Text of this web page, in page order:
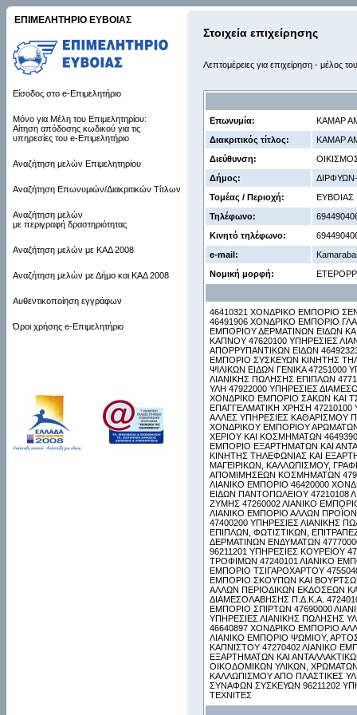
ΕΠΙΜΕΛΗΤΗΡΙΟ ΕΥΒΟΙΑΣ
Είσοδος στο e-Επιμελητήριο
Μόνο για Μέλη του Επιμελητηρίου:
Αίτηση απόδοσης κωδικού για τις
υπηρεσίες του e-Επιμελητήριο
Αναζήτηση μελών Επιμελητηρίου
Αναζήτηση Επωνυμιών/Διακριτικών Τίτλων
Αναζήτηση μελών
με περιγραφή δραστηριότητας
Αναζήτηση μελών με ΚΑΔ 2008
Αναζήτηση μελών με Δήμο και ΚΑΔ 2008
Αυθεντικοποίηση εγγράφων
Όροι χρήσης e-Επιμελητήριο
Στοιχεία επιχείρησης
Λεπτομέρειες για επιχείρηση - μέλος
Επωνυμία:
ΚΑΜΑΡ
Διακριτικός τίτλος:
ΚΑΜΑΡ
Διεύθυνση:
Δήμος:
Τομέας / Περιοχή:
ΕΥΒΟΙΑΣ
Τηλέφωνο:
Κινητό τηλέφωνο:
e-mail:
Νομική μορφή:
46410321 ΧΟΝΔΡΙΚΟ ΕΜΠΟΡΙΟ
46491906 ΧΟΝΔΡΙΚΟ ΕΜΠΟΡΙΟ
ΕΜΠΟΡΙΟΥ ΔΕΡΜΑΤΙΝΩΝ ΕΙΔΩΝ
ΚΑΠΝΟΥ 47620100 ΥΠΗΡΕΣΙΕΣ
ΑΠΟΡΡΥΠΑΝΤΙΚΩΝ ΕΙΔΩΝ
ΕΜΠΟΡΙΟ ΣΥΣΚΕΥΩΝ ΚΙΝΗΤΗΣ
ΨΙΛΙΚΩΝ ΕΙΔΩΝ ΓΕΝΙΚΑ
ΛΙΑΝΙΚΗΣ ΠΩΛΗΣΗΣ ΕΠΙΠΛΩΝ
ΥΛΗ 47922000 ΥΠΗΡΕΣΙΕΣ
ΧΟΝΔΡΙΚΟ ΕΜΠΟΡΙΟ ΣΑΚΩΝ ΚΑΙ
ΕΠΑΓΓΕΛΜΑΤΙΚΗ ΧΡΗΣΗ
ΑΛΛΕΣ ΥΠΗΡΕΣΙΕΣ ΚΑΘΑΡΙΣΜΟΥ
ΧΟΝΔΡΙΚΟΥ ΕΜΠΟΡΙΟΥ
ΧΕΡΙΟΥ ΚΑΙ ΚΟΣΜΗΜΑΤΩΝ
ΕΜΠΟΡΙΟ ΕΞΑΡΤΗΜΑΤΩΝ ΚΑΙ
ΚΙΝΗΤΗΣ ΤΗΛΕΦΩΝΙΑΣ ΚΑΙ
ΜΑΓΕΙΡΙΚΩΝ, ΚΑΛΛΩΠΙΣΜΟΥ,
ΑΠΟΜΙΜΗΣΕΩΝ ΚΟΣΜΗΜΑΤΩΝ
ΛΙΑΝΙΚΟ ΕΜΠΟΡΙΟ 46420000
ΕΙΔΩΝ ΠΑΝΤΟΠΩΛΕΙΟΥ 47210108
ΖΥΜΗΣ 47260002 ΛΙΑΝΙΚΟ
ΛΙΑΝΙΚΟ ΕΜΠΟΡΙΟ ΑΛΛΩΝ
47400200 ΥΠΗΡΕΣΙΕΣ ΛΙΑΝΙΚΗΣ
ΕΠΙΠΛΩΝ, ΦΩΤΙΣΤΙΚΩΝ,
ΔΕΡΜΑΤΙΝΩΝ ΕΝΔΥΜΑΤΩΝ
96211201 ΥΠΗΡΕΣΙΕΣ ΚΟΥΡΕΙΟΥ
ΤΡΟΦΙΜΩΝ 47240101 ΛΙΑΝΙΚΟ
ΕΜΠΟΡΙΟ ΤΣΙΓΑΡΟΧΑΡΤΟΥ
ΕΜΠΟΡΙΟ ΣΚΟΥΠΩΝ ΚΑΙ
ΑΛΛΩΝ ΠΕΡΙΟΔΙΚΩΝ ΕΚΔΟΣΕΩΝ
ΔΙΑΜΕΣΟΛΑΒΗΣΗΣ Π.Δ.Κ.Α.
ΕΜΠΟΡΙΟ ΣΠΙΡΤΩΝ 47690000
ΥΠΗΡΕΣΙΕΣ ΛΙΑΝΙΚΗΣ ΠΩΛΗΣΗΣ
46640897 ΧΟΝΔΡΙΚΟ ΕΜΠΟΡΙΟ
ΛΙΑΝΙΚΟ ΕΜΠΟΡΙΟ ΨΩΜΙΟΥ,
ΚΑΠΝΙΣΤΟΥ 47270402 ΛΙΑΝΙΚΟ
ΕΞΑΡΤΗΜΑΤΩΝ ΚΑΙ
ΟΙΚΟΔΟΜΙΚΩΝ ΥΛΙΚΩΝ, ΧΡΩΜΑΤΩΝ
ΚΑΛΛΩΠΙΣΜΟΥ ΑΠΟ ΠΛΑΣΤΙΚΕΣ
ΣΥΝΑΦΩΝ ΣΥΣΚΕΥΩΝ 96211202
ΤΕΧΝΙΤΕΣ